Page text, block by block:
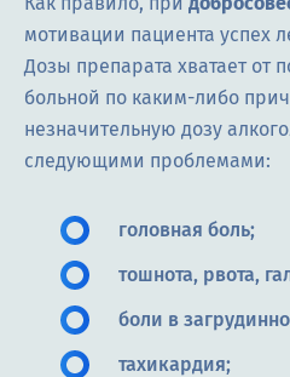
мотивации пациента успех
Дозы препарата хватает от
больной по каким-либо
незначительную дозу
следующими проблемами:
головная боль;
тошнота, рвота,
боли в
тахикардия;